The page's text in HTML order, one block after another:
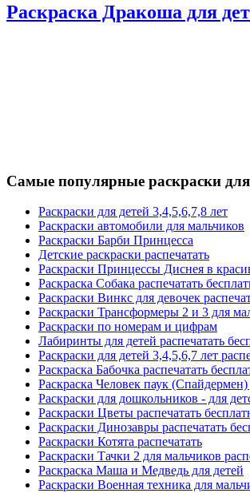
Раскраска Дракоша для
Самые популярные раскраски для
Раскраски для детей 3,4,5,6,7,8 лет
Раскраски автомобили для мальчиков
Раскраски Барби Принцесса
Детские раскраски распечатать
Раскраски Принцессы Диснея в
Раскраска Собака распечатать
Раскраски Винкс для девочек
Раскраски Трансформеры 2 и 3 для
Раскраски по номерам и цифрам
Лабиринты для детей распечатать
Раскраски для детей 3,4,5,6,7 лет
Раскраска Бабочка распечатать
Раскраска Человек паук
Раскраски для дошкольников - для
Раскраски Цветы распечатать
Раскраски Динозавры распечатать
Раскраски Котята распечатать
Раскраски Тачки 2 для мальчиков
Раскраска Маша и Медведь для детей
Раскраски Военная техника для